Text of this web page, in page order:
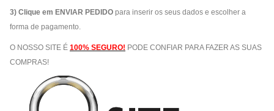
3) Clique em ENVIAR PEDIDO para inserir os seus dados e escolher a
forma de pagamento.
O NOSSO SITE É 100% SEGURO! PODE CONFIAR PARA FAZER AS SUAS
COMPRAS!